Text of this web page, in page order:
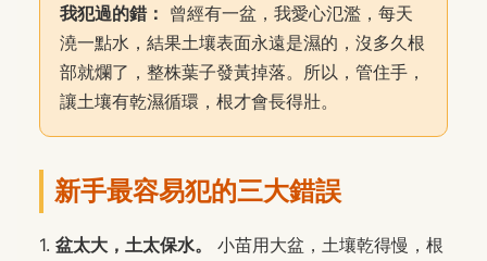
我犯過的錯： 曾經有一盆，我愛心氾濫，每天
澆一點水，結果土壤表面永遠是濕的，沒多久根
部就爛了，整株葉子發黃掉落。所以，管住手，
讓土壤有乾濕循環，根才會長得壯。
新手最容易犯的三大錯誤
1. 盆太大，土太保水。
小苗用大盆，土壤乾得慢，根